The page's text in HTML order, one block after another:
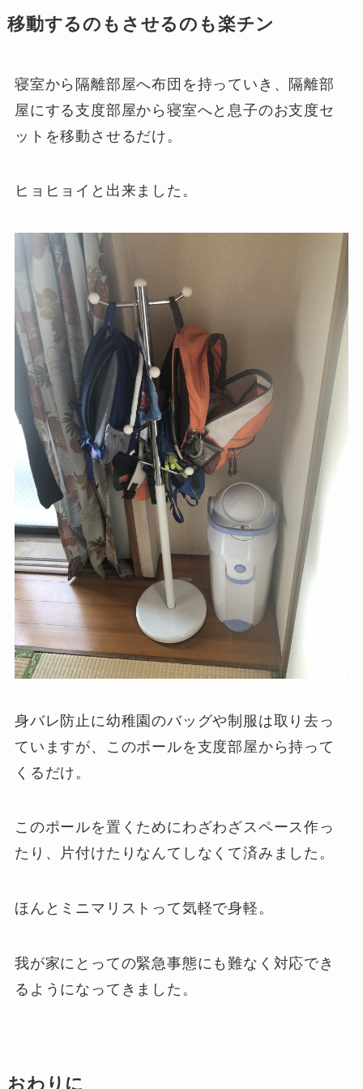
移動するのもさせるのも楽チン
寝室から隔離部屋へ布団を持っていき、隔離部
屋にする支度部屋から寝室へと息子のお支度セ
ットを移動させるだけ。
ヒョヒョイと出来ました。
身バレ防止に幼稚園のバッグや制服は取り去っ
ていますが、このポールを支度部屋から持って
くるだけ。
このポールを置くためにわざわざスペース作っ
たり、片付けたりなんてしなくて済みました。
ほんとミニマリストって気軽で身軽。
我が家にとっての緊急事態にも難なく対応でき
るようになってきました。
おわりに